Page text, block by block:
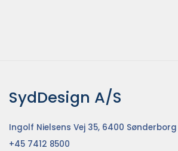
SydDesign A/S
Ingolf Nielsens Vej 35, 6400 Sønderborg
+45 7412 8500